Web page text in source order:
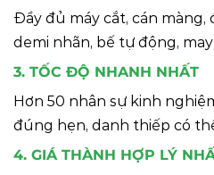
Đầy đủ máy cắt, cán màng,
demi nhãn, bế tự động,
3. TỐC ĐỘ NHANH NHẤT
Hơn 50 nhân sự kinh
đúng hẹn, danh thiếp có
4. GIÁ THÀNH HỢP LÝ